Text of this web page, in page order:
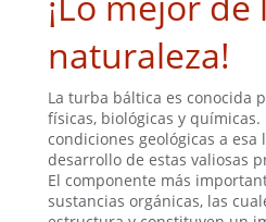
naturaleza!
La turba báltica es conocida
físicas, biológicas y químicas.
condiciones geológicas a
desarrollo de estas valiosas
El componente más
sustancias orgánicas, las